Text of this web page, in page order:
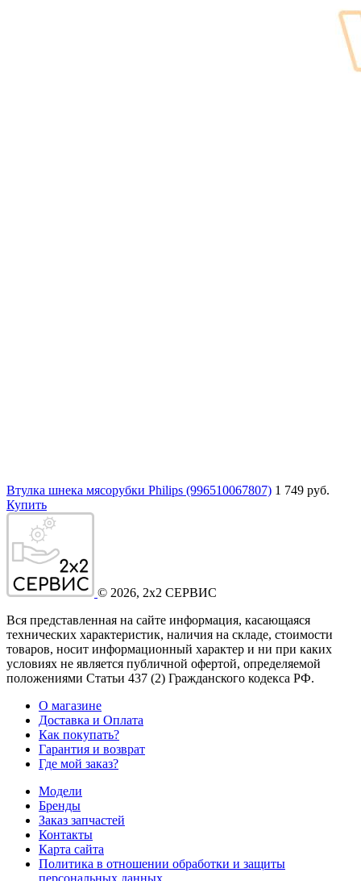
Втулка шнека мясорубки Philips (996510067807) 1 749 руб.
Купить
© 2026, 2x2 СЕРВИС
Вся представленная на сайте информация, касающаяся
технических характеристик, наличия на складе, стоимости
товаров, носит информационный характер и ни при каких
условиях не является публичной офертой, определяемой
положениями Статьи 437 (2) Гражданского кодекса РФ.
О магазине
Доставка и Оплата
Как покупать?
Гарантия и возврат
Где мой заказ?
Модели
Бренды
Заказ запчастей
Контакты
Карта сайта
Политика в отношении обработки и защиты